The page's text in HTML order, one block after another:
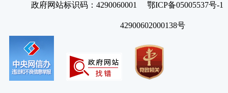
政府网站标识码：4290060001 鄂ICP备05005537号
42900602000138号